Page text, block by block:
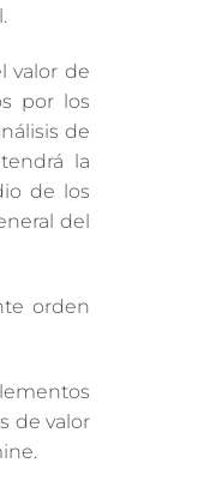
valor de
por los
de
la
de los
del
orden
de valor